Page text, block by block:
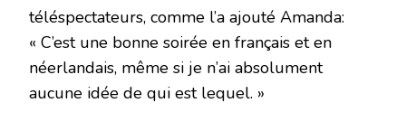
téléspectateurs, comme l’a ajouté Amanda:
« C’est une bonne soirée en français et en
néerlandais, même si je n’ai absolument
aucune idée de qui est lequel. »